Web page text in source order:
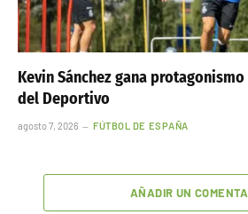
Kevin Sánchez gana
del Deportivo
agosto 7, 2026 FÚTBOL DE ESPAÑA
AÑADIR UN